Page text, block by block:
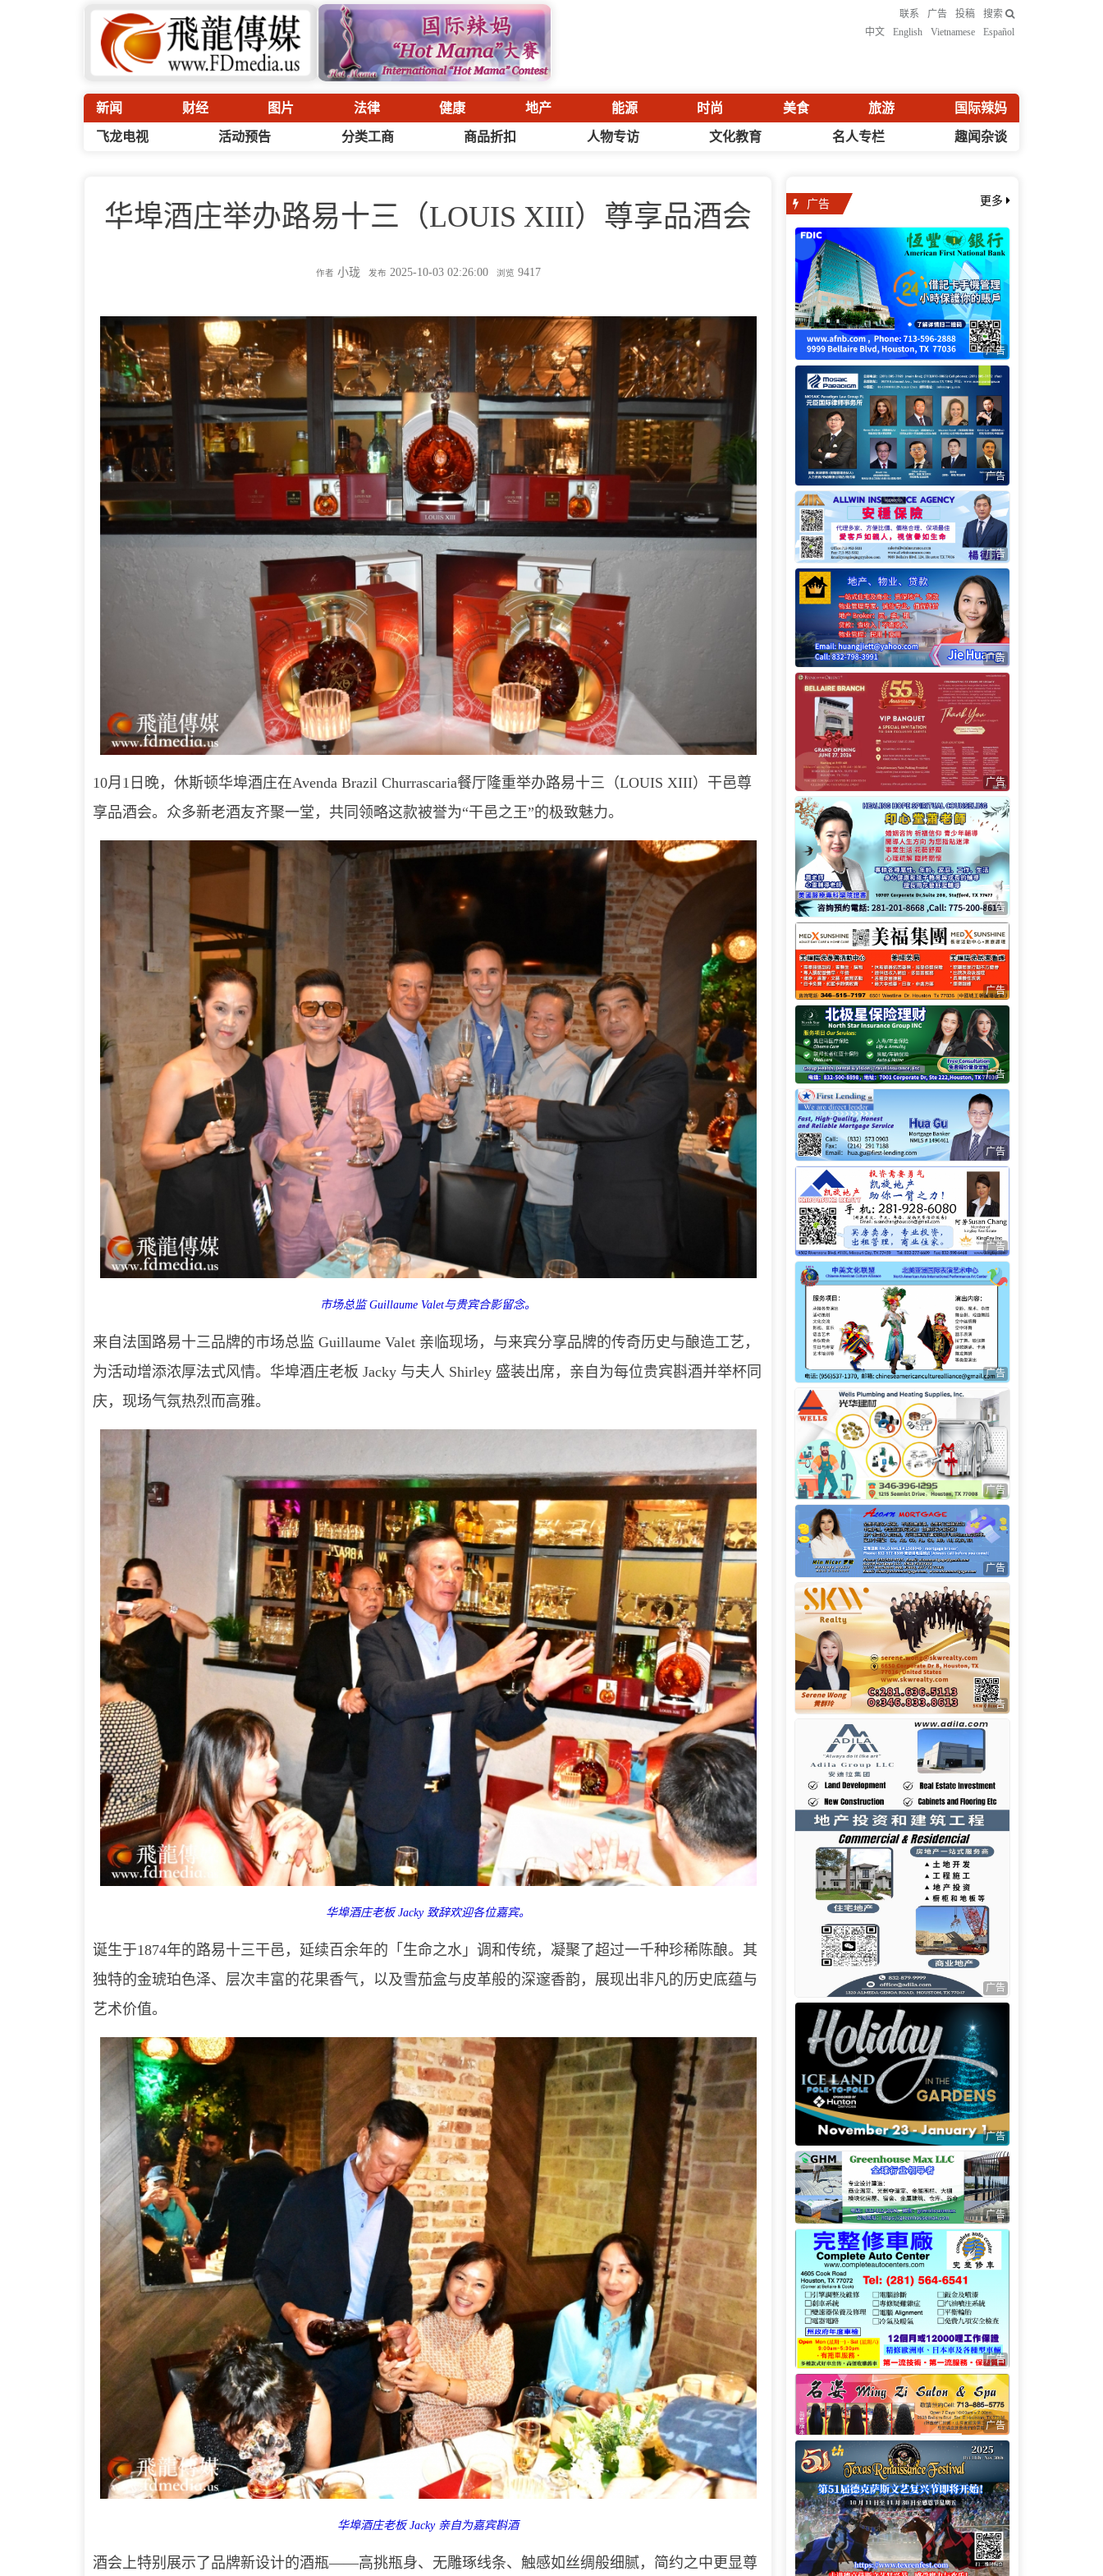
联系 广告 投稿
搜索
中文
English Vietnamese Español
新闻 财经 图片 法律 健康 地产 能源 时尚 美食 旅游 国际辣妈
飞龙电视 活动预告 分类工商 商品折扣 人物专访 文化教育 名人专栏 趣闻杂谈
华埠酒庄举办路易十三（LOUIS XIII）尊享品酒会
作者 小珑 发布 2025-10-03 02:26:00 浏览 9417
10月1日晚，休斯顿华埠酒庄在Avenda Brazil Churrascaria餐厅隆重举办路易十三（LOUIS XIII）干邑尊
享品酒会。众多新老酒友齐聚一堂，共同领略这款被誉为“干邑之王”的极致魅力。
市场总监 Guillaume Valet与贵宾合影留念。
来自法国路易十三品牌的市场总监 Guillaume Valet 亲临现场，与来宾分享品牌的传奇历史与酿造工艺，
为活动增添浓厚法式风情。华埠酒庄老板 Jacky 与夫人 Shirley 盛装出席，亲自为每位贵宾斟酒并举杯同
庆，现场气氛热烈而高雅。
华埠酒庄老板 Jacky 致辞欢迎各位嘉宾。
诞生于1874年的路易十三干邑，延续百余年的「生命之水」调和传统，凝聚了超过一千种珍稀陈酿。其
独特的金琥珀色泽、层次丰富的花果香气，以及雪茄盒与皮革般的深邃香韵，展现出非凡的历史底蕴与
艺术价值。
华埠酒庄老板 Jacky 亲自为嘉宾斟酒
酒会上特别展示了品牌新设计的酒瓶——高挑瓶身、无雕琢线条、触感如丝绸般细腻，简约之中更显尊
广告 更多
广告
广告
广告
广告
广告
广告
广告
广告
广告
广告
广告
广告
广告
广告
广告
广告
广告
广告
广告